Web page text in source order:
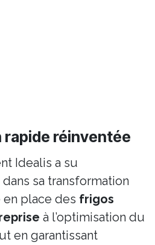
rapide réinventée
Idealis a su
sa transformation
place des frigos
à l’optimisation du
en garantissant